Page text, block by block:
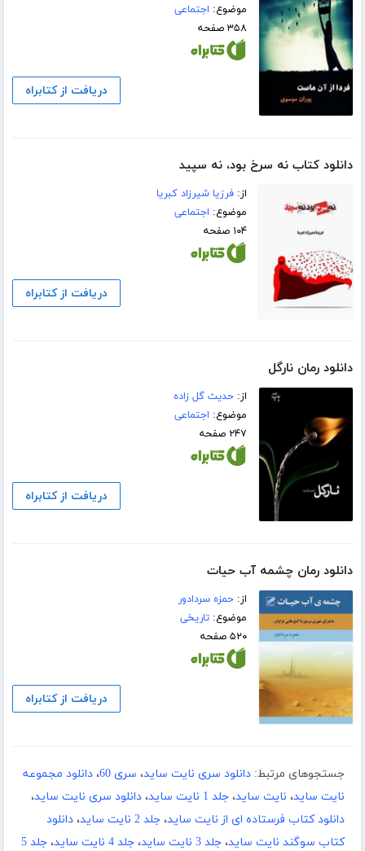
موضوع: اجتماعی
۳۵۸ صفحه
دریافت از کتابراه
دانلود کتاب نه سرخ بود، نه سپید
از:فرزیا شیرزاد کبریا
موضوع: اجتماعی
۱۰۴ صفحه
دریافت از کتابراه
دانلود رمان نارگل
از:حدیث گل زاده
موضوع: اجتماعی
۲۴۷ صفحه
دریافت از کتابراه
دانلود رمان چشمه آب حیات
از:حمزه سردادور
موضوع:تاریخی
۵۲۰ صفحه
دریافت از کتابراه
جستجوهای مرتبط: دانلود سری نایت ساید، سری 60 ، دانلود مجموعه
نایت ساید، نایت ساید، جلد 1 نایت ساید ، دانلود سری نایت ساید،
دانلود کتاب فرستاده ای از نایت ساید، جلد 2 نایت ساید ، دانلود
کتاب سوگند نایت ساید، جلد 3 نایت ساید ، جلد 4 نایت ساید ،
جلد 5